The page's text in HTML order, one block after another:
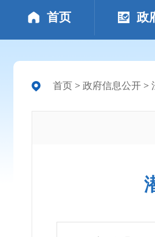
首页 政
首页 > 政府信息公开 >